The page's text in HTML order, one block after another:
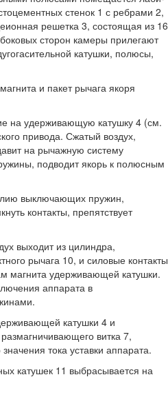
стенок 1 с ребрами 2,
решетка 3, состоящая из 16
сторон камеры прилегают
катушки, полюсы,
и пакет рычага якоря
на удерживающую катушку 4 (см.
привода. Сжатый воздух,
на рычажную систему
подводит якорь к полюсным
выключающих пружин,
контакты, препятствует
выходит из цилиндра,
рычага 10, и силовые контакты
магнита удерживающей катушки.
аппарата в
катушки 4 и
витка 7,
тока уставки аппарата.
катушек 11 выбрасывается на